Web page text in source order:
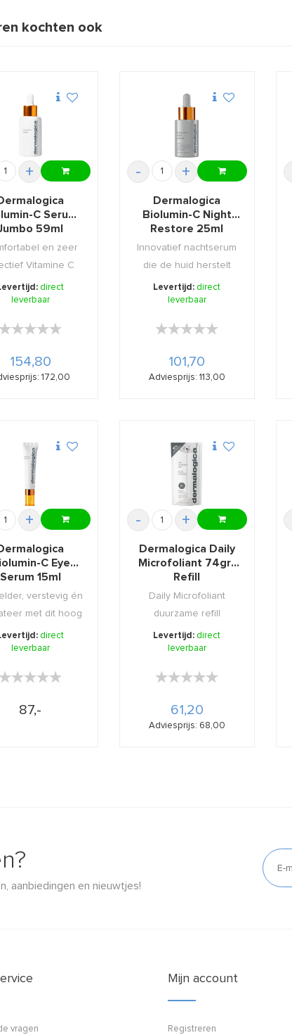
kochten ook
+
C Serum
59ml
en zeer
Vitamine C
welke uw huid ...
direct
leverbaar
★★★★★
★★★★★
154,80
172,00
- +
Dermalogica
Biolumin-C Night
Restore 25ml
Innovatief nachtserum
die de huid herstelt
terwijl u slaapt, ...
Levertijd: direct
leverbaar
★★★★★
★★★★★
101,70
Adviesprijs: 113,00
+
C Eye
Serum 15ml
verstevig én
met dit hoog
oo ...
direct
leverbaar
★★★★★
★★★★★
87,-
- +
Dermalogica Daily
Microfoliant 74gr-
Refill
Daily Microfoliant
duurzame refill
verpakking!
Levertijd: direct
leverbaar
★★★★★
★★★★★
61,20
Adviesprijs: 68,00
aanbiedingen en nieuwtjes!
vragen
Mijn account
Registreren